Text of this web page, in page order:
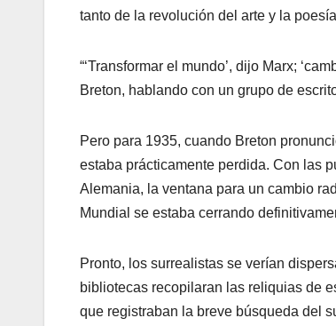
tanto de la revolución del arte y la
“‘Transformar el mundo’, dijo Marx;
Breton, hablando con un grupo de
Pero para 1935, cuando Breton
estaba prácticamente perdida. Con las
Alemania, la ventana para un cambio
Mundial se estaba cerrando
Pronto, los surrealistas se verían
bibliotecas recopilaran las reliquias de
que registraban la breve búsqueda del